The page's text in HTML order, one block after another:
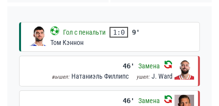
Гол с пенальти 1:0
9'
Том Кэннон
46' Замена
вышел: Натаниэль Филлипс ушел: J. Ward
46' Замена